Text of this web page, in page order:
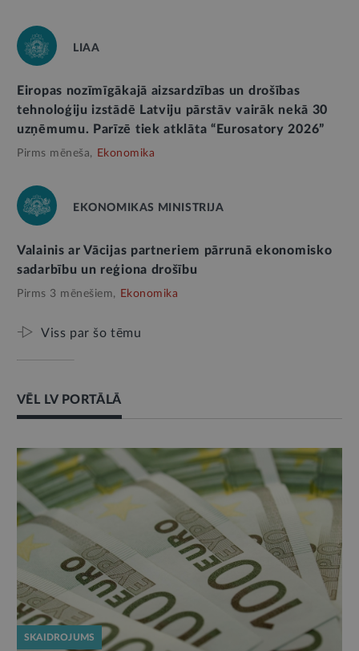
LIAA
Eiropas nozīmīgākajā aizsardzības un drošības
tehnoloģiju izstādē Latviju pārstāv vairāk nekā 30
uzņēmumu. Parīzē tiek atklāta “Eurosatory 2026”
Pirms mēneša, Ekonomika
EKONOMIKAS MINISTRIJA
Valainis ar Vācijas partneriem pārrunā ekonomisko
sadarbību un reģiona drošību
Pirms 3 mēnešiem, Ekonomika
Viss par šo tēmu
VĒL LV PORTĀLĀ
SKAIDROJUMS